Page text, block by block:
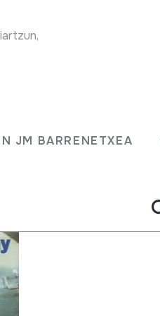
JM BARRENETXEA
2020-04-01.